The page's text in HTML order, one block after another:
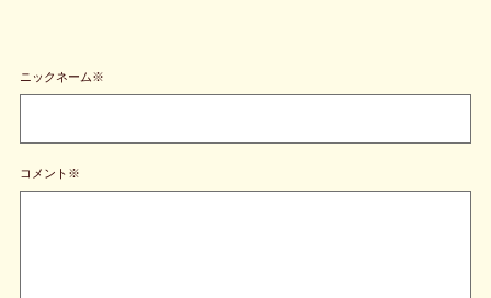
ニックネーム※
コメント※